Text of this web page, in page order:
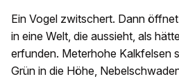
Ein Vogel zwitschert. Dann
in eine Welt, die aussieht, als
erfunden. Meterhohe Kalkfelsen
Grün in die Höhe,